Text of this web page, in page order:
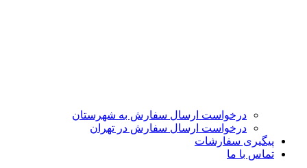
درخواست ارسال سفارش به شهرستان
درخواست ارسال سفارش در تهران
پیگیری سفارشات
تماس با ما